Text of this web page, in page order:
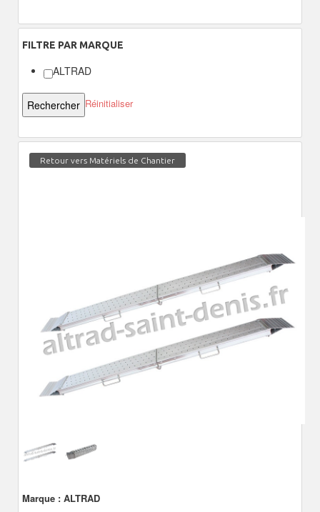
FILTRE PAR MARQUE
ALTRAD
Réinitialiser
Retour vers Matériels de Chantier
Marque : ALTRAD